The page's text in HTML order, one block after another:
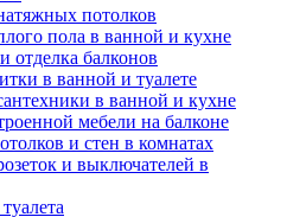
потолков
пола в ванной и кухне
отделка балконов
в ванной и туалете
в ванной и кухне
мебели на балконе
и стен в комнатах
и выключателей в